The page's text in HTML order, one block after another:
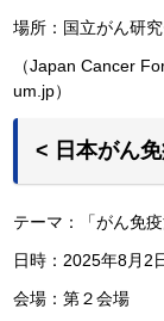
場所：国立がん研
（Japan Cancer
um.jp）
< 日本がん
テーマ：「がん免
日時：2025年8月
会場：第２会場